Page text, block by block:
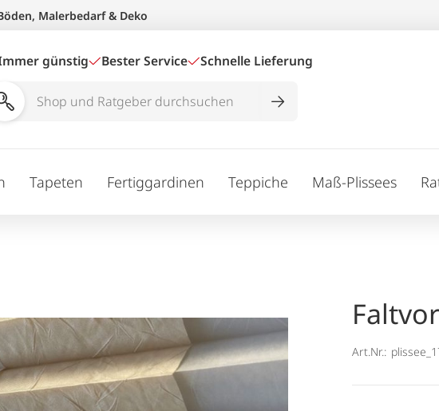
Malerbedarf & Deko
günstig Bester Service Schnelle Lieferung
Tapeten Fertiggardinen Teppiche Maß-Plissees
Art.Nr.: